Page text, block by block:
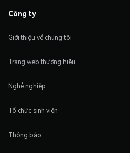
Công ty
Giới thiệu về chúng tôi
Trang web thương hiệu
Nghề nghiệp
Tổ chức sinh viên
Thông báo